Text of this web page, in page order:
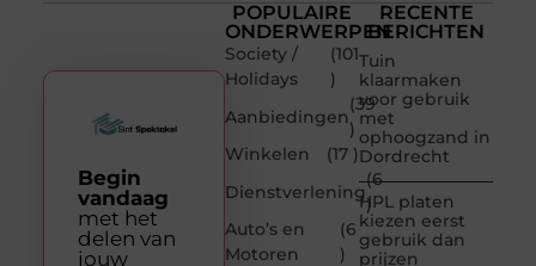
POPULAIRE
ONDERWERPEN
Society /
Holidays
(101
)
Aanbiedingen
(39
)
Winkelen
(17 )
Dienstverlening
(6
)
Auto’s en
Motoren
(6
)
RECENTE
BERICHTEN
Tuin
klaarmaken
voor gebruik
met
ophoogzand in
Dordrecht
HPL platen
kiezen eerst
gebruik dan
prijzen
Begin
vandaag
met het
delen van
jouw